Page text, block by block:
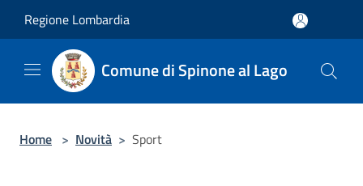
Regione Lombardia
Comune di Spinone al Lago
Home > Novità > Sport